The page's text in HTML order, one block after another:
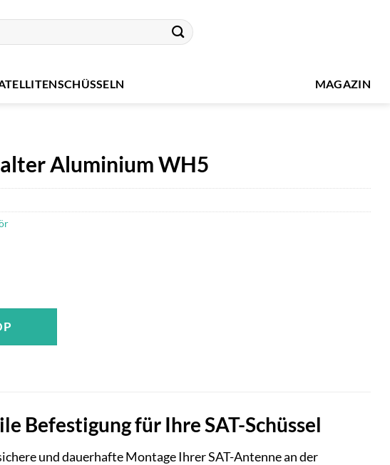
MAGAZIN
Aluminium WH5
Befestigung für Ihre SAT-Schüssel
und dauerhafte Montage Ihrer SAT-Antenne an der